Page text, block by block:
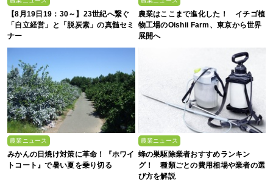
【8月19日19：30～】23世紀へ繋ぐ
「自立経営」と「脱炭素」の真髄セミ
ナー
農業はここまで進化した！ イチゴ植
物工場のOishii Farm、東京から世界
展開へ
農業ニュース
みかんの日焼け対策に革命！『ホワイ
トコート』で暑い夏を乗り切る
農業ニュース
蜂の巣駆除業者おすすめランキン
グ！ 種類ごとの費用相場や業者の選
び方を解説